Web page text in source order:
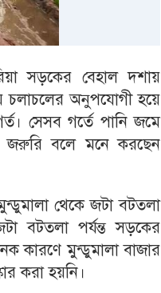
সড়কের বেহাল দশায়
চলাচলের অনুপযোগী হয়ে
সেসব গর্তে পানি জমে
জরুরি বলে মনে করছেন
থেকে জটা বটতলা
বটতলা পর্যন্ত সড়কের
কারণে মুন্ডুমালা বাজার
করা হয়নি।